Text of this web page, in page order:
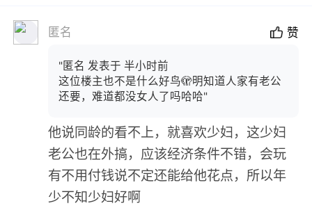
匿名 赞
"匿名 发表于 半小时前
这位楼主也不是什么好鸟🫣明知道人家有老公
还要，难道都没女人了吗哈哈"
他说同龄的看不上，就喜欢少妇，这少妇
老公也在外搞，应该经济条件不错，会玩
有不用付钱说不定还能给他花点，所以年
少不知少妇好啊